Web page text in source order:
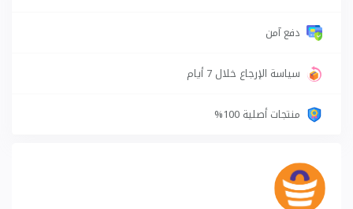
دفع آمن
سياسة الإرجاع خلال 7 أيام
منتجات أصلية 100%